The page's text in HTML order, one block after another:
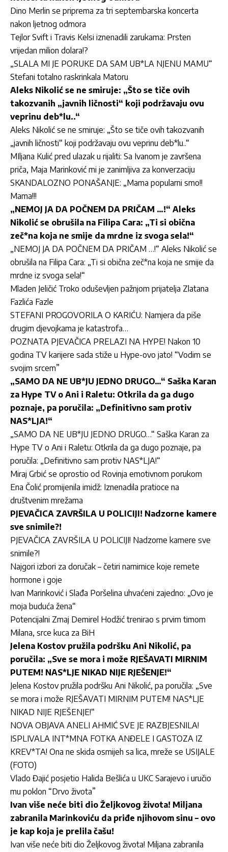
Dino Merlin se priprema za tri septembarska koncerta
nakon ljetnog odmora
Tejlor Svift i Travis Kelsi iznenadili zarukama: Prsten
vrijedan milion dolara!?
„SLALA MI JE PORUKE DA SAM UB*LA NJENU MAMU“
Stefani totalno raskrinkala Matoru
Aleks Nikolić se ne smiruje: „Što se tiče ovih
takozvanih „javnih ličnosti“ koji podržavaju ovu
veprinu deb*lu..“
Aleks Nikolić se ne smiruje: „Što se tiče ovih takozvanih
„javnih ličnosti“ koji podržavaju ovu veprinu deb*lu..“
MIljana Kulić pred ulazak u rijaliti: Sa Ivanom je završena
priča, Maja Marinković mi je zanimljiva za konverzaciju
SKANDALOZNO PONAŠANJE: „Mama popularni smo!!
Mama!!!
„NEMOJ JA DA POČNEM DA PRIČAM …!“ Aleks
Nikolić se obrušila na Filipa Cara: „Ti si obična
zeč*na koja ne smije da mrdne iz svoga sela!“
„NEMOJ JA DA POČNEM DA PRIČAM …!“ Aleks Nikolić se
obrušila na Filipa Cara: „Ti si obična zeč*na koja ne smije da
mrdne iz svoga sela!“
Mladen Jeličić Troko oduševljen pažnjom prijatelja Zlatana
Fazlića Fazle
STEFANI PROGOVORILA O KARIĆU: Namjera da piše
drugim djevojkama je katastrofa…
POZNATA PJEVAČICA PRELAZI NA HYPE! Nakon 10
godina TV karijere sada stiže u Hype-ovo jato! “Vodim se
svojim srcem”
„SAMO DA NE UB*JU JEDNO DRUGO…“ Saška Karan
za Hype TV o Ani i Raletu: Otkrila da ga dugo
poznaje, pa poručila: „Definitivno sam protiv
NAS*LJA!“
„SAMO DA NE UB*JU JEDNO DRUGO…“ Saška Karan za
Hype TV o Ani i Raletu: Otkrila da ga dugo poznaje, pa
poručila: „Definitivno sam protiv NAS*LJA!“
Miraj Grbić se oprostio od Rovinja emotivnom porukom
Ena Čolić promijenila imidž: Iznenadila pratioce na
društvenim mrežama
PJEVAČICA ZAVRŠILA U POLICIJI! Nadzorne kamere
sve snimile?!
PJEVAČICA ZAVRŠILA U POLICIJI! Nadzorne kamere sve
snimile?!
Najgori izbori za doručak – četiri namirnice koje remete
hormone i goje
Ivan Marinković i Slađa Poršelina uhvaćeni zajedno: „Ovo je
moja buduća žena“
Potencijalni Zmaj Demirel Hodžić trenirao s prvim timom
Milana, srce kuca za BiH
Jelena Kostov pružila podršku Ani Nikolić, pa
poručila: „Sve se mora i može RJEŠAVATI MIRNIM
PUTEM! NAS*LJE NIKAD NIJE RJEŠENJE!“
Jelena Kostov pružila podršku Ani Nikolić, pa poručila: „Sve
se mora i može RJEŠAVATI MIRNIM PUTEM! NAS*LJE
NIKAD NIJE RJEŠENJE!“
NOVA OBJAVA ANELI AHMIĆ SVE JE RAZBJESNILA!
ISPLIVALA INT*MNA FOTKA ANĐELE I GASTOZA IZ
KREV*TA! Ona ne skida osmijeh sa lica, mreže se USIJALE
(FOTO)
Vlado Đajić posjetio Halida Bešlića u UKC Sarajevo i uručio
mu poklon “Drvo života”
Ivan više neće biti dio Željkovog života! Miljana
zabranila Marinkoviću da priđe njihovom sinu – ovo
je kap koja je prelila čašu!
Ivan više neće biti dio Željkovog života! Miljana zabranila